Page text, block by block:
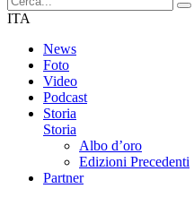
ITA
News
Foto
Video
Podcast
Storia
Storia
Albo d’oro
Edizioni Precedenti
Partner